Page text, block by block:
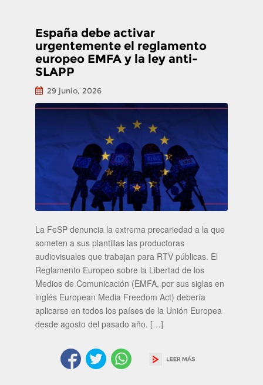
España debe activar
urgentemente el reglamento
europeo EMFA y la ley anti-
SLAPP
29 junio, 2026
La FeSP denuncia la extrema precariedad a la que
someten a sus plantillas las productoras
audiovisuales que trabajan para RTV públicas. El
Reglamento Europeo sobre la Libertad de los
Medios de Comunicación (EMFA, por sus siglas en
inglés European Media Freedom Act) debería
aplicarse en todos los países de la Unión Europea
desde agosto del pasado año. […]